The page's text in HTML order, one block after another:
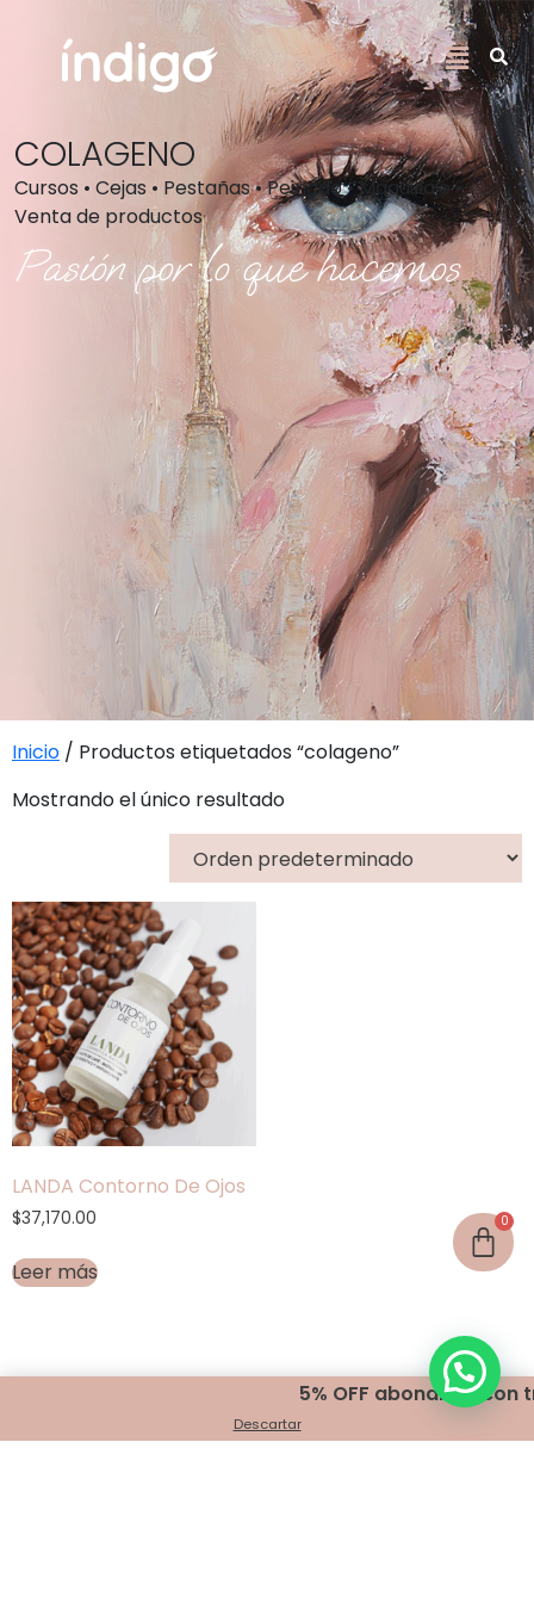
5% OFF abonando con
Descartar
COLAGENO
Cursos • Cejas • Pestañas • Peinado • Maquillaje •
Venta de productos
Pasión por lo que hacemos
Inicio / Productos etiquetados “colageno”
Mostrando el único resultado
LANDA Contorno De Ojos
$37,170.00
Leer más